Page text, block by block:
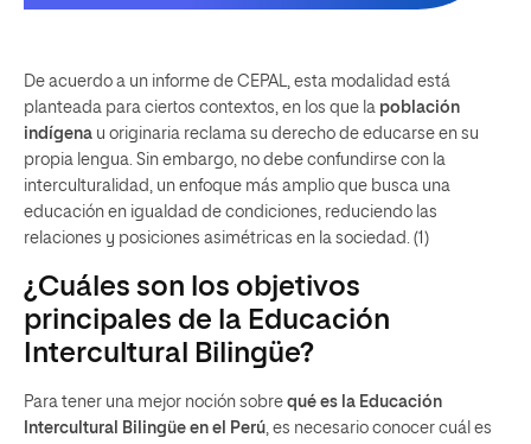
De acuerdo a un informe de CEPAL, esta modalidad está
planteada para ciertos contextos, en los que la población
indígena u originaria reclama su derecho de educarse en su
propia lengua. Sin embargo, no debe confundirse con la
interculturalidad, un enfoque más amplio que busca una
educación en igualdad de condiciones, reduciendo las
relaciones y posiciones asimétricas en la sociedad. (1)
¿Cuáles son los objetivos
principales de la Educación
Intercultural Bilingüe?
Para tener una mejor noción sobre qué es la Educación
Intercultural Bilingüe en el Perú , es necesario conocer cuál es